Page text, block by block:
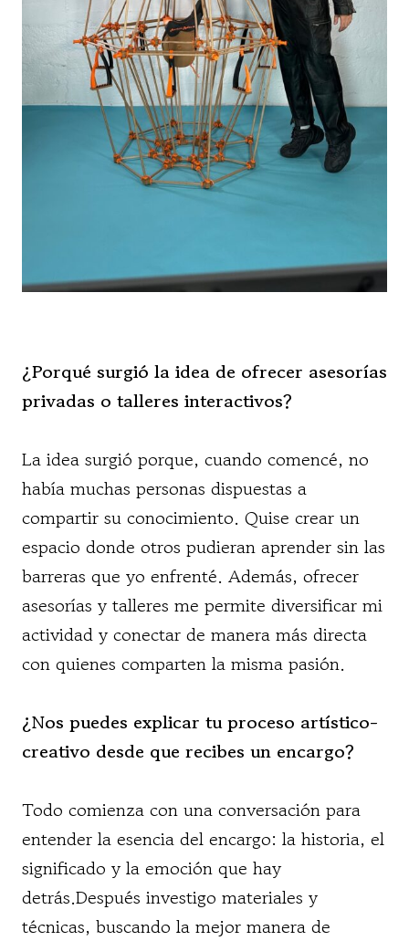
¿Porqué surgió la idea de ofrecer asesorías
privadas o talleres interactivos?
La idea surgió porque, cuando comencé, no
había muchas personas dispuestas a
compartir su conocimiento. Quise crear un
espacio donde otros pudieran aprender sin las
barreras que yo enfrenté. Además, ofrecer
asesorías y talleres me permite diversificar mi
actividad y conectar de manera más directa
con quienes comparten la misma pasión.
¿Nos puedes explicar tu proceso artístico-
creativo desde que recibes un encargo?
Todo comienza con una conversación para
entender la esencia del encargo: la historia, el
significado y la emoción que hay
detrás.Después investigo materiales y
técnicas, buscando la mejor manera de